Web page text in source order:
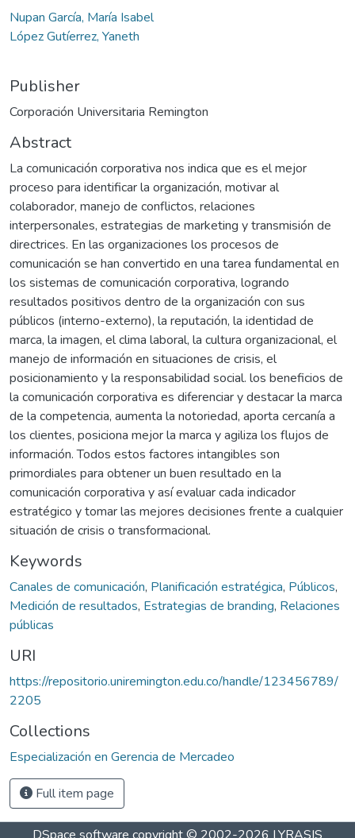
Nupan García, María Isabel
López Gutíerrez, Yaneth
Publisher
Corporación Universitaria Remington
Abstract
La comunicación corporativa nos indica que es el mejor
proceso para identificar la organización, motivar al
colaborador, manejo de conflictos, relaciones
interpersonales, estrategias de marketing y transmisión de
directrices. En las organizaciones los procesos de
comunicación se han convertido en una tarea fundamental en
los sistemas de comunicación corporativa, logrando
resultados positivos dentro de la organización con sus
públicos (interno-externo), la reputación, la identidad de
marca, la imagen, el clima laboral, la cultura organizacional, el
manejo de información en situaciones de crisis, el
posicionamiento y la responsabilidad social. los beneficios de
la comunicación corporativa es diferenciar y destacar la marca
de la competencia, aumenta la notoriedad, aporta cercanía a
los clientes, posiciona mejor la marca y agiliza los flujos de
información. Todos estos factores intangibles son
primordiales para obtener un buen resultado en la
comunicación corporativa y así evaluar cada indicador
estratégico y tomar las mejores decisiones frente a cualquier
situación de crisis o transformacional.
Keywords
Canales de comunicación, Planificación estratégica, Públicos,
Medición de resultados, Estrategias de branding, Relaciones
públicas
URI
https://repositorio.uniremington.edu.co/handle/123456789/
2205
Collections
Especialización en Gerencia de Mercadeo
Full item page